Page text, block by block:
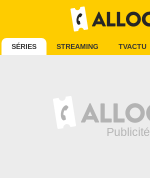
SÉRIES STREAMING TVACTU